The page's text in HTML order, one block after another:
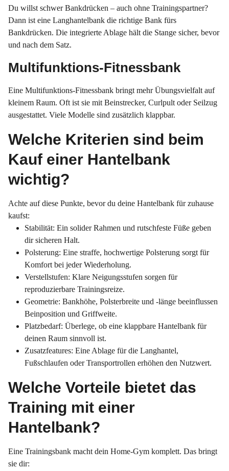
Du willst schwer Bankdrücken – auch ohne Trainingspartner?
Dann ist eine Langhantelbank die richtige Bank fürs
Bankdrücken. Die integrierte Ablage hält die Stange sicher, bevor
und nach dem Satz.
Multifunktions-Fitnessbank
Eine Multifunktions-Fitnessbank bringt mehr Übungsvielfalt auf
kleinem Raum. Oft ist sie mit Beinstrecker, Curlpult oder Seilzug
ausgestattet. Viele Modelle sind zusätzlich klappbar.
Welche Kriterien sind beim
Kauf einer Hantelbank
wichtig?
Achte auf diese Punkte, bevor du deine Hantelbank für zuhause
kaufst:
Stabilität: Ein solider Rahmen und rutschfeste Füße geben
dir sicheren Halt.
Polsterung: Eine straffe, hochwertige Polsterung sorgt für
Komfort bei jeder Wiederholung.
Verstellstufen: Klare Neigungsstufen sorgen für
reproduzierbare Trainingsreize.
Geometrie: Bankhöhe, Polsterbreite und -länge beeinflussen
Beinposition und Griffweite.
Platzbedarf: Überlege, ob eine klappbare Hantelbank für
deinen Raum sinnvoll ist.
Zusatzfeatures: Eine Ablage für die Langhantel,
Fußschlaufen oder Transportrollen erhöhen den Nutzwert.
Welche Vorteile bietet das
Training mit einer
Hantelbank?
Eine Trainingsbank macht dein Home-Gym komplett. Das bringt
sie dir: